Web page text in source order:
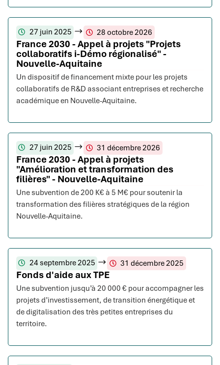
27 juin 2025 28 octobre 2026
France 2030 - Appel à projets "Projets
collaboratifs i-Démo régionalisé" -
Nouvelle-Aquitaine
Un dispositif de financement mixte pour les projets
collaboratifs de R&D associant entreprises et recherche
académique en Nouvelle-Aquitaine.
27 juin 2025 31 décembre 2026
France 2030 - Appel à projets
"Amélioration et transformation des
filières" - Nouvelle-Aquitaine
Une subvention de 200 K€ à 5 M€ pour soutenir la
transformation des filières stratégiques de la région
Nouvelle-Aquitaine.
24 septembre 2025 31 décembre 2025
Fonds d'aide aux TPE
Une subvention jusqu’à 20 000 € pour accompagner les
projets d’investissement, de transition énergétique et
de digitalisation des très petites entreprises du
territoire.